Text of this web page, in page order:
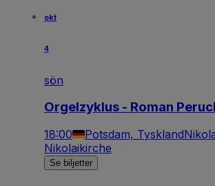
okt
4
sön
Orgelzyklus - Roman
18:00 Potsdam, Tyskland
Nikolaikirche
Se biljetter